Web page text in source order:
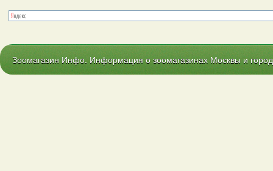
Зоомагазин Инфо. Информация о зоомагазинах Москвы и